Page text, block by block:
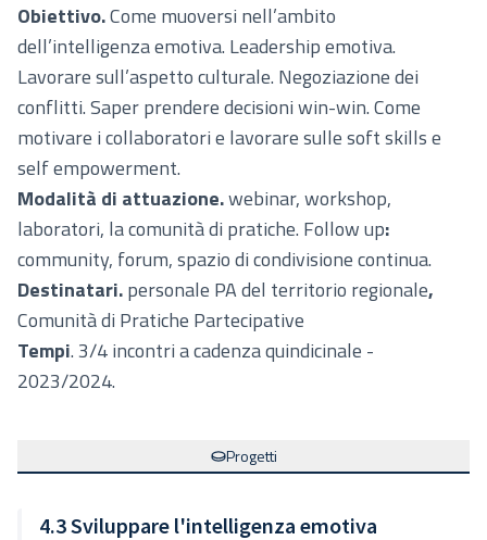
Obiettivo.Come muoversi nell’ambito
dell’intelligenza emotiva. Leadership emotiva.
Lavorare sull’aspetto culturale. Negoziazione dei
conflitti. Saper prendere decisioni win-win. Come
motivare i collaboratori e lavorare sulle soft skills e
self empowerment.
Modalità di attuazione.webinar, workshop,
laboratori, la comunità di pratiche. Follow up:
community, forum, spazio di condivisione continua.
Destinatari.personale PA del territorio regionale,
Comunità di Pratiche Partecipative
Tempi. 3/4 incontri a cadenza quindicinale -
2023/2024.
Progetti
4.3 Sviluppare l'intelligenza emotiva